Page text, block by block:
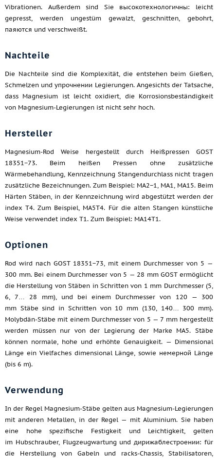
Vibrationen. Außerdem sind Sie высокотехнологичны: leicht
gepresst, werden ungestüm gewalzt, geschnitten, gebohrt,
паяются und verschweißt.
Nachteile
Die Nachteile sind die Komplexität, die entstehen beim Gießen,
Schmelzen und упрочнении Legierungen. Angesichts der Tatsache,
dass Magnesium ist leicht oxidiert, die Korrosionsbeständigkeit
von Magnesium-Legierungen ist nicht sehr hoch.
Hersteller
Magnesium-Rod Weise hergestellt durch Heißpressen GOST
18351−73. Beim heißen Pressen ohne zusätzliche
Wärmebehandlung, Kennzeichnung Stangendurchlass nicht tragen
zusätzliche Bezeichnungen. Zum Beispiel: МА2−1, МА1, МА15. Beim
Härten Stäben, in der Kennzeichnung wird abgestützt werden der
index T4. Zum Beispiel, МА5Т4. Für die alten Stangen künstliche
Weise verwendet index T1. Zum Beispiel: МА14Т1.
Optionen
Rod wird nach GOST 18351−73, mit einem Durchmesser von 5 —
300 mm. Bei einem Durchmesser von 5 — 28 mm GOST ermöglicht
die Herstellung von Stäben in Schritten von 1 mm Durchmesser (5,
6, 7… 28 mm), und bei einem Durchmesser von 120 — 300
mm Stäbe sind in Schritten von 10 mm (130, 140… 300 mm).
Molybdän-Stäbe mit einem Durchmesser von 5 — 7 mm hergestellt
werden müssen nur von der Legierung der Marke МА5. Stäbe
können normale, hohe und erhöhte Genauigkeit. — Dimensional
Länge ein Vielfaches dimensional Länge, sowie немерной Länge
(bis 6 m).
Verwendung
In der Regel Magnesium-Stäbe gelten aus Magnesium-Legierungen
mit anderen Metallen, in der Regel — mit Aluminium. Sie haben
eine hohe spezifische Festigkeit und Leichtigkeit, gelten
im Hubschrauber, Flugzeugwartung und дирижаблестроении: für
die Herstellung von Gabeln und racks-Chassis, Stabilisatoren,